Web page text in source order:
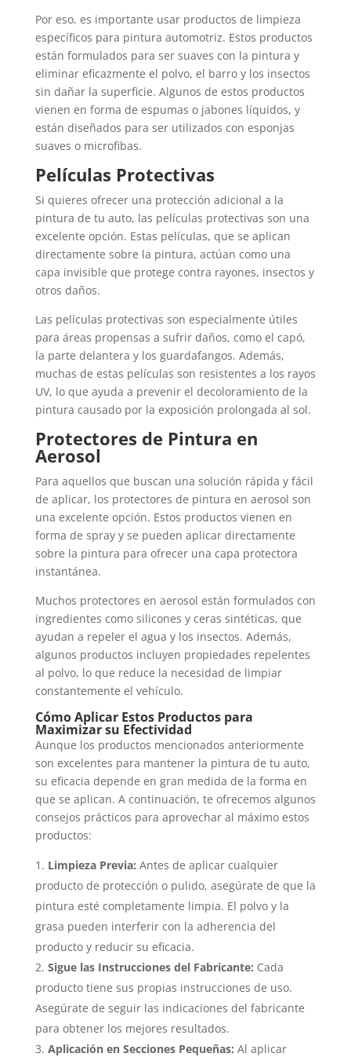
Por eso, es importante usar productos de limpieza
específicos para pintura automotriz. Estos productos
están formulados para ser suaves con la pintura y
eliminar eficazmente el polvo, el barro y los insectos
sin dañar la superficie. Algunos de estos productos
vienen en forma de espumas o jabones líquidos, y
están diseñados para ser utilizados con esponjas
suaves o microfibas.
Películas Protectivas
Si quieres ofrecer una protección adicional a la
pintura de tu auto, las películas protectivas son una
excelente opción. Estas películas, que se aplican
directamente sobre la pintura, actúan como una
capa invisible que protege contra rayones, insectos y
otros daños.
Las películas protectivas son especialmente útiles
para áreas propensas a sufrir daños, como el capó,
la parte delantera y los guardafangos. Además,
muchas de estas películas son resistentes a los rayos
UV, lo que ayuda a prevenir el decoloramiento de la
pintura causado por la exposición prolongada al sol.
Protectores de Pintura en
Aerosol
Para aquellos que buscan una solución rápida y fácil
de aplicar, los protectores de pintura en aerosol son
una excelente opción. Estos productos vienen en
forma de spray y se pueden aplicar directamente
sobre la pintura para ofrecer una capa protectora
instantánea.
Muchos protectores en aerosol están formulados con
ingredientes como silicones y ceras sintéticas, que
ayudan a repeler el agua y los insectos. Además,
algunos productos incluyen propiedades repelentes
al polvo, lo que reduce la necesidad de limpiar
constantemente el vehículo.
Cómo Aplicar Estos Productos para
Maximizar su Efectividad
Aunque los productos mencionados anteriormente
son excelentes para mantener la pintura de tu auto,
su eficacia depende en gran medida de la forma en
que se aplican. A continuación, te ofrecemos algunos
consejos prácticos para aprovechar al máximo estos
productos:
Limpieza Previa: Antes de aplicar cualquier
producto de protección o pulido, asegúrate de que la
pintura esté completamente limpia. El polvo y la
grasa pueden interferir con la adherencia del
producto y reducir su eficacia.
Sigue las Instrucciones del Fabricante: Cada
producto tiene sus propias instrucciones de uso.
Asegúrate de seguir las indicaciones del fabricante
para obtener los mejores resultados.
Aplicación en Secciones Pequeñas: Al aplicar